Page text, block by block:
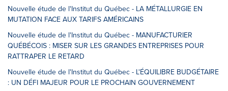
Nouvelle étude de l'Institut du Québec - LA MÉTALLURGIE EN
MUTATION FACE AUX TARIFS AMÉRICAINS
Nouvelle étude de l'Institut du Québec - MANUFACTURIER
QUÉBÉCOIS : MISER SUR LES GRANDES ENTREPRISES POUR
RATTRAPER LE RETARD
Nouvelle étude de l'Institut du Québec - L'ÉQUILIBRE BUDGÉTAIRE
: UN DÉFI MAJEUR POUR LE PROCHAIN GOUVERNEMENT